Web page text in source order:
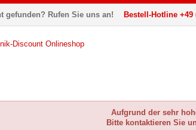
gefunden? Rufen Sie uns an! Bestell-Hotline +49
Aufgrund der sehr
Bitte kontaktieren Sie